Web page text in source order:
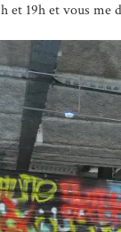
et 19h et vous me